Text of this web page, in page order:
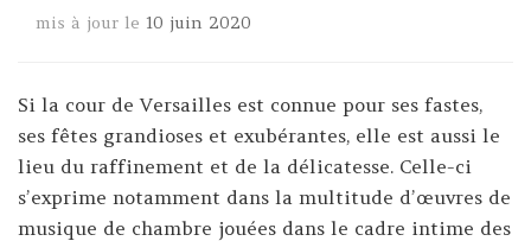
mis à jour le 10 juin 2020
Si la cour de Versailles est connue pour ses fastes,
ses fêtes grandioses et exubérantes, elle est aussi le
lieu du raffinement et de la délicatesse. Celle-ci
s’exprime notamment dans la multitude d’œuvres de
musique de chambre jouées dans le cadre intime des